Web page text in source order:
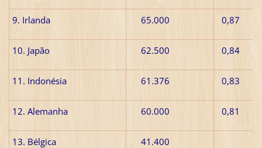
9. Irlanda 65.000 0,87
10. Japão 62.500 0,84
11. Indonésia 61.376 0,83
12. Alemanha 60.000 0,81
13. Bélgica 41.400